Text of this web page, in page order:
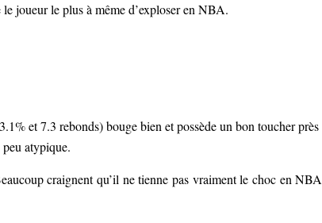
joueur le plus à même d’exploser en NBA.
et 7.3 rebonds) bouge bien et possède un bon toucher
atypique.
craignent qu’il ne tienne pas vraiment le choc en